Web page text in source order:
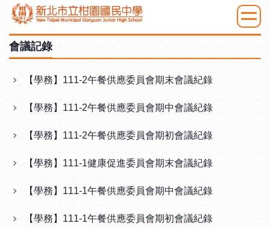
跳
主
要
內
區
會議記錄
【學務】111-2午餐供應委員會期末會議紀錄
【學務】111-2午餐供應委員會期中會議紀錄
【學務】111-2午餐供應委員會期初會議紀錄
【學務】111-1健康促進委員會期末會議紀錄
【學務】111-1午餐供應委員會期中會議紀錄
【學務】111-1午餐供應委員會期初會議紀錄